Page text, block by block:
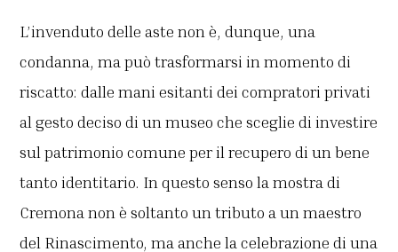
L’invenduto delle aste non è, dunque, una
condanna, ma può trasformarsi in momento di
riscatto: dalle mani esitanti dei compratori privati
al gesto deciso di un museo che sceglie di investire
sul patrimonio comune per il recupero di un bene
tanto identitario. In questo senso la mostra di
Cremona non è soltanto un tributo a un maestro
del Rinascimento, ma anche la celebrazione di una